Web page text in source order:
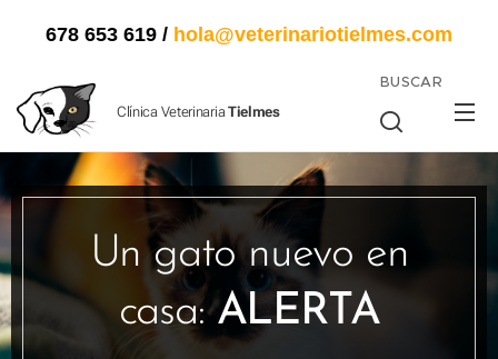
678 653 619 / hola@veterinariotielmes.com
Clínica Veterinaria Tielmes
BUSCAR
Un gato nuevo en
casa:ALERTA